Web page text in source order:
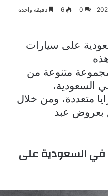
0
6 دقيقة واحدة
على سيارات
متنوعة من
السعودية،
متعددة، ومن خلال
بعروض عبد
السعودية على